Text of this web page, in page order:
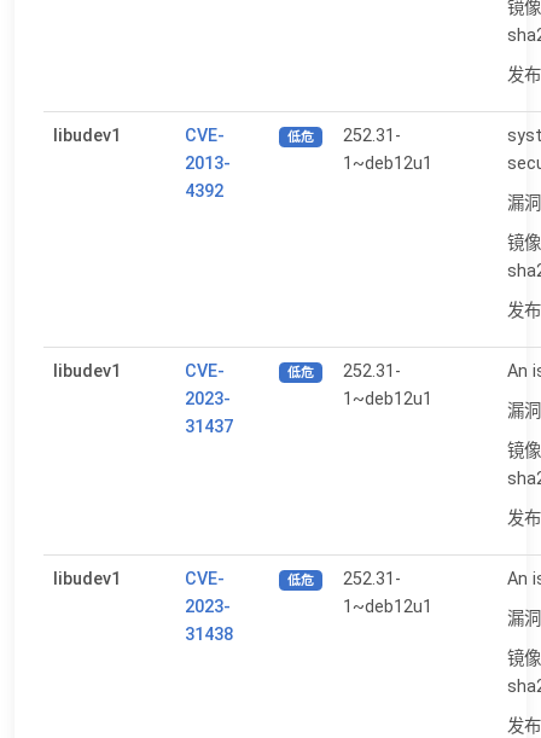
镜
发
libudev1
CVE-
2013-
4392
低危
252.31-
1~deb12u1
漏
镜
发
libudev1
CVE-
2023-
31437
低危
252.31-
1~deb12u1
An
漏
镜
发
libudev1
CVE-
2023-
31438
低危
252.31-
1~deb12u1
An
漏
镜
发